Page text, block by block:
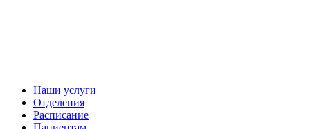
Наши услуги
Отделения
Расписание